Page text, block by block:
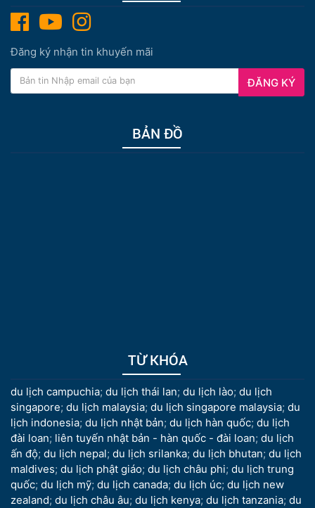
Đăng ký nhận tin khuyến mãi
ĐĂNG KÝ
BẢN ĐỒ
TỪ KHÓA
du lịch campuchia; du lịch thái lan; du lịch lào; du lịch
singapore; du lịch malaysia; du lịch singapore malaysia; du
lịch indonesia; du lịch nhật bản; du lịch hàn quốc; du lịch
đài loan; liên tuyến nhật bản - hàn quốc - đài loan; du lịch
ấn độ; du lịch nepal; du lịch srilanka; du lịch bhutan; du lịch
maldives; du lịch phật giáo; du lịch châu phi; du lịch trung
quốc; du lịch mỹ; du lịch canada; du lịch úc; du lịch new
zealand; du lịch châu âu; du lịch kenya; du lịch tanzania; du